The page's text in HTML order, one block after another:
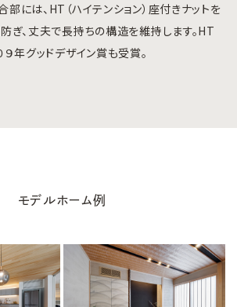
には、HT（ハイテンション）座付きナットを
ぎ、丈夫で長持ちの構造を維持します。HT
９年グッドデザイン賞も受賞。
モデルホーム例